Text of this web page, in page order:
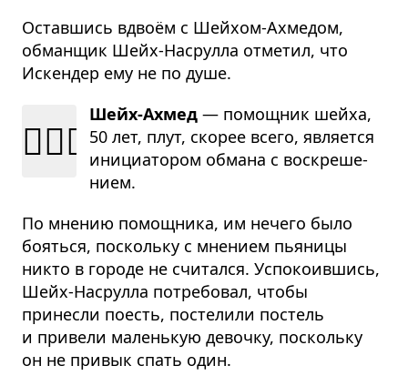
Оставшись вдвоём с Шейхом-Ахмедом,
обманщик Шейх-Насрулла отметил, что
Искендер ему не по душе.
💁🏻‍♂️
Шейх-Ахмед — помощ­ник шейха,
50 лет, плут, ско­рее всего, явля­ется
ини­ци­а­то­ром обмана с вос­кре­ше­
нием.
По мнению помощника, им нечего было
бояться, поскольку с мнением пьяницы
никто в городе не считался. Успокоившись,
Шейх-Насрулла потребовал, чтобы
принесли поесть, постелили постель
и привели маленькую девочку, поскольку
он не привык спать один.